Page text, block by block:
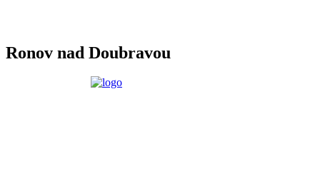
Ronov nad Doubravou